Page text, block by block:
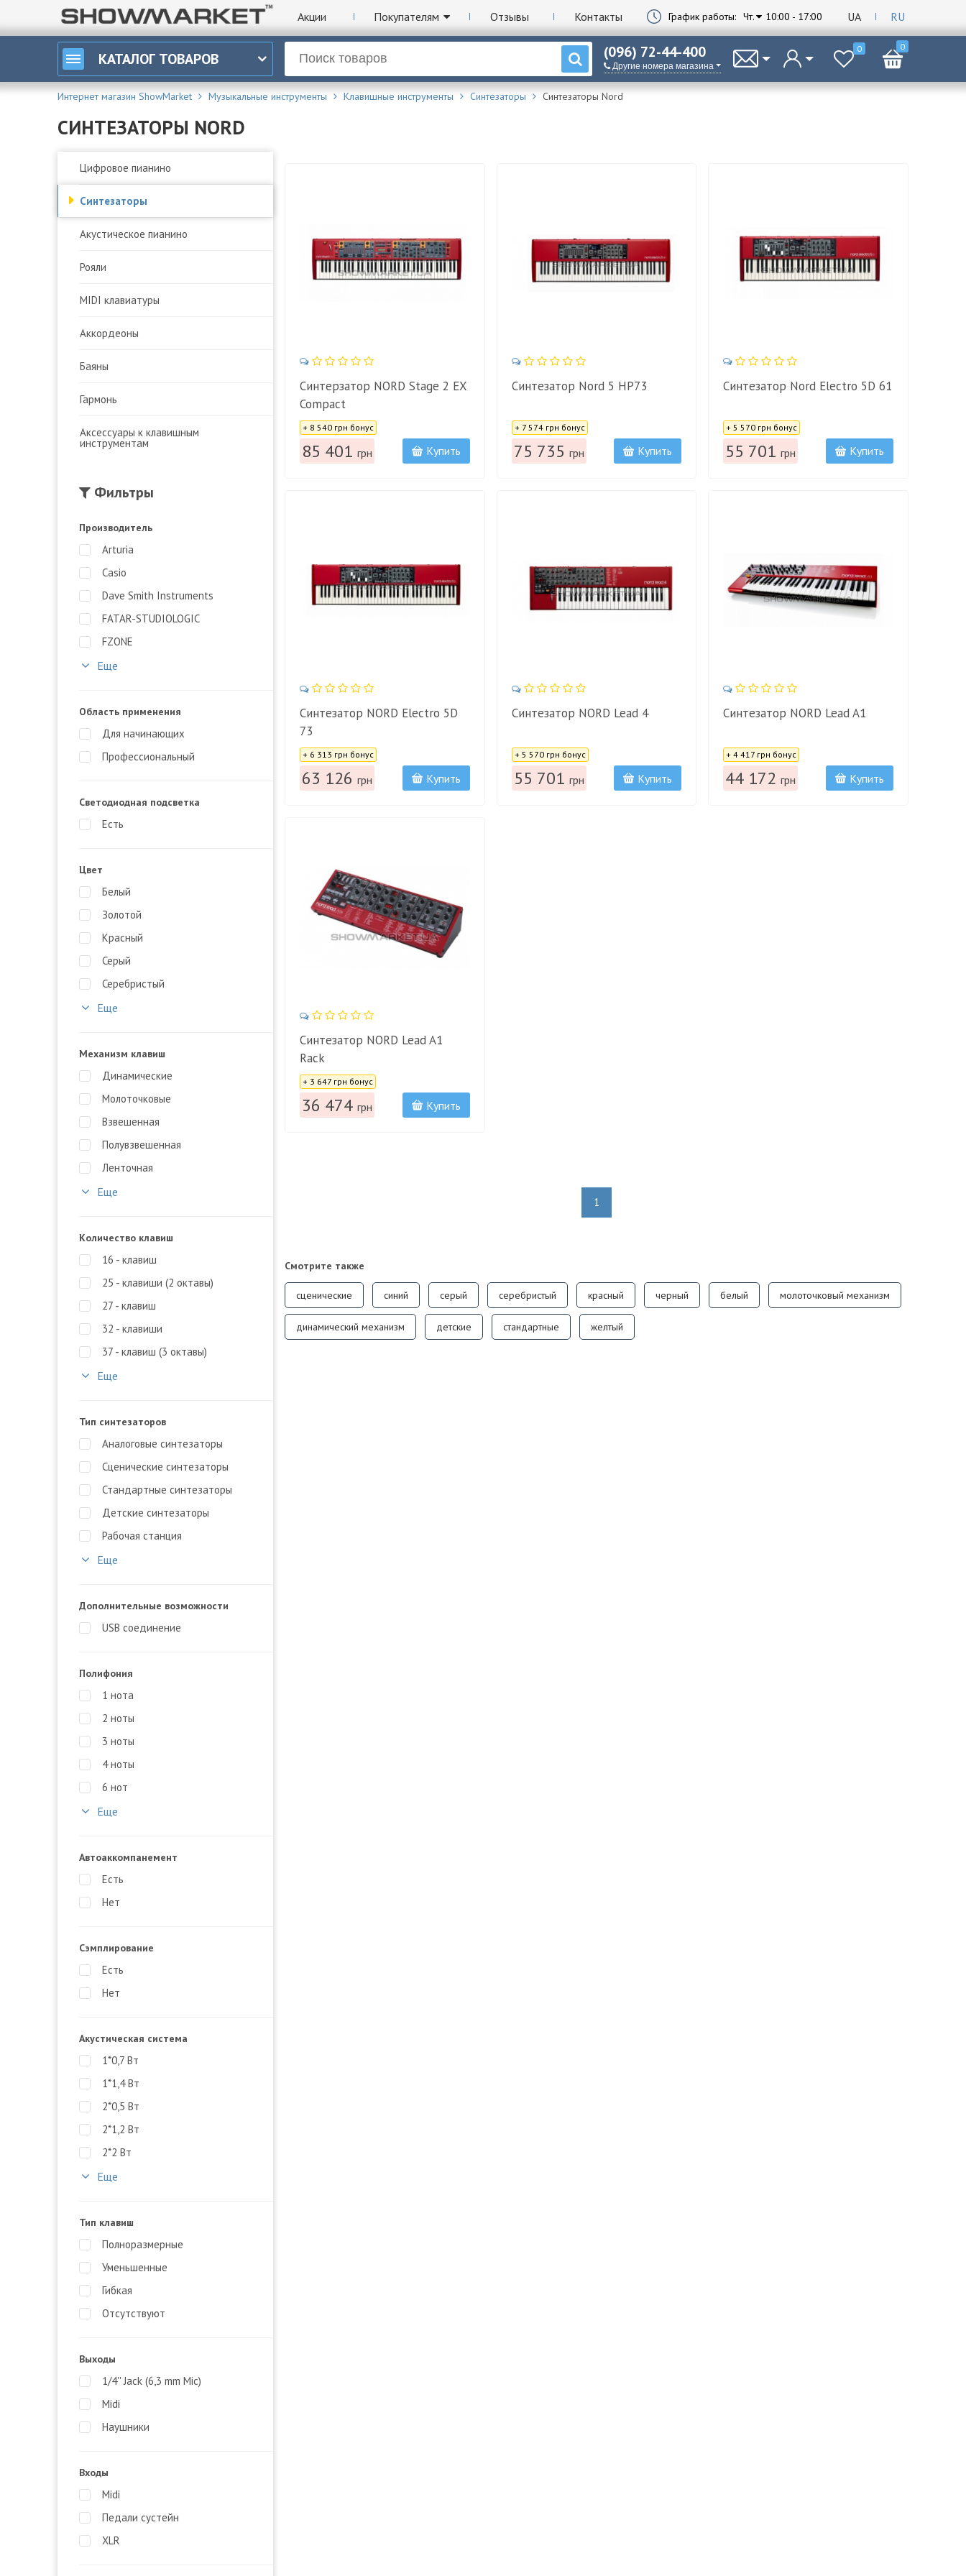
Акции Покупателям Отзывы Контакты График работы: Чт. 10:00 - 17:00 UA RU
КАТАЛОГ ТОВАРОВ (096) 72-44-400
Другие номера магазина
0 0
Интернет магазин ShowMarket Музыкальные инструменты Клавишные инструменты Синтезаторы Синтезаторы Nord
СИНТЕЗАТОРЫ NORD
Цифровое пианино
Синтезаторы
Акустическое пианино
Рояли
MIDI клавиатуры
Аккордеоны
Баяны
Гармонь
Аксессуары к клавишным
инструментам
Фильтры
Производитель
Arturia
Casio
Dave Smith Instruments
FATAR-STUDIOLOGIC
FZONE
Еще
Область применения
Для начинающих
Профессиональный
Светодиодная подсветка
Есть
Цвет
Белый
Золотой
Красный
Серый
Серебристый
Еще
Механизм клавиш
Динамические
Молоточковые
Взвешенная
Полувзвешенная
Ленточная
Еще
Количество клавиш
16 - клавиш
25 - клавиши (2 октавы)
27 - клавиш
32 - клавиши
37 - клавиш (3 октавы)
Еще
Тип синтезаторов
Аналоговые синтезаторы
Сценические синтезаторы
Стандартные синтезаторы
Детские синтезаторы
Рабочая станция
Еще
Дополнительные возможности
USB соединение
Полифония
1 нота
2 ноты
3 ноты
4 ноты
6 нот
Еще
Автоаккомпанемент
Есть
Нет
Сэмплирование
Есть
Нет
Акустическая система
1*0,7 Вт
1*1,4 Вт
2*0,5 Вт
2*1,2 Вт
2*2 Вт
Еще
Тип клавиш
Полноразмерные
Уменьшенные
Гибкая
Отсутствуют
Выходы
1/4'' Jack (6,3 mm Mic)
Midi
Наушники
Входы
Midi
Педали сустейн
XLR
Синтеpзатор NORD Stage 2 EX
Compact
Цена:
+ 8 540 грн бонус
85 401 грн Купить
Синтезатор Nord 5 HP73
Цена:
+ 7 574 грн бонус
75 735 грн Купить
Синтезатор Nord Electro 5D 61
Цена:
+ 5 570 грн бонус
55 701 грн Купить
Синтезатор NORD Electro 5D
73
Цена:
+ 6 313 грн бонус
63 126 грн Купить
Синтезатор NORD Lead 4
Цена:
+ 5 570 грн бонус
55 701 грн Купить
Синтезатор NORD Lead A1
Цена:
+ 4 417 грн бонус
44 172 грн Купить
Синтезатор NORD Lead A1
Rack
Цена:
+ 3 647 грн бонус
36 474 грн Купить
1
Смотрите также
сценические синий серый серебристый красный черный белый молоточковый механизм
динамический механизм детские стандартные желтый